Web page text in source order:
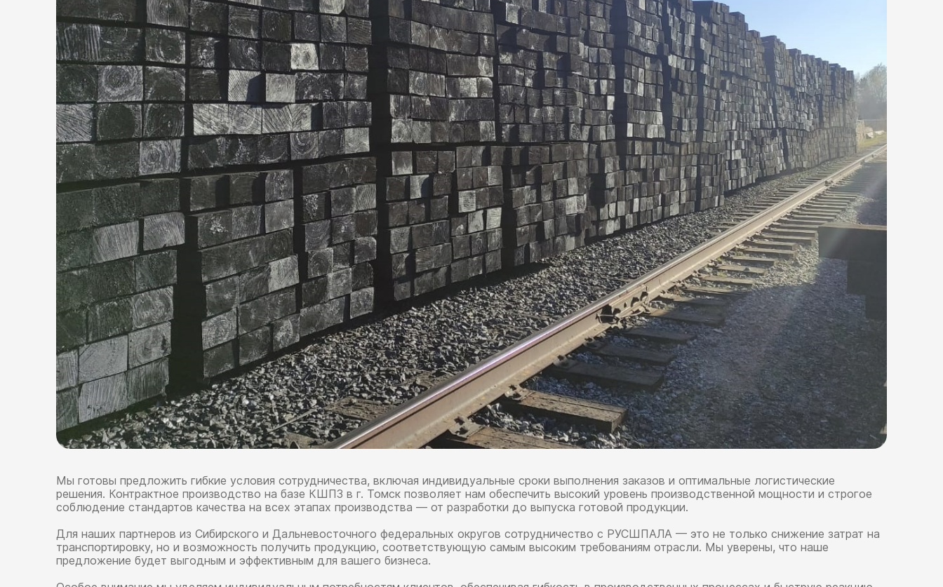
Мы готовы предложить гибкие условия сотрудничества, включая индивидуальные сроки выполнения заказов и оптимальные логистические
решения. Контрактное производство на базе КШПЗ в г. Томск позволяет нам обеспечить высокий уровень производственной мощности и строгое
соблюдение стандартов качества на всех этапах производства — от разработки до выпуска готовой продукции.
Для наших партнеров из Сибирского и Дальневосточного федеральных округов сотрудничество с РУСШПАЛА — это не только снижение затрат на
транспортировку, но и возможность получить продукцию, соответствующую самым высоким требованиям отрасли. Мы уверены, что наше
предложение будет выгодным и эффективным для вашего бизнеса.